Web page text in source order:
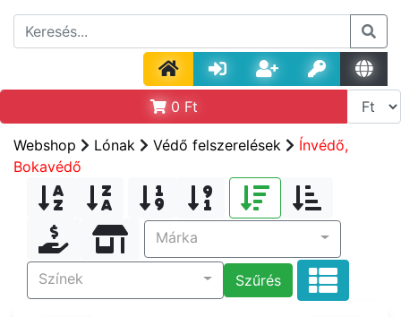
0 Ft
Webshop Lónak Védő felszerelések
Ínvédő,
Bokavédő
Márka
Színek Szűrés